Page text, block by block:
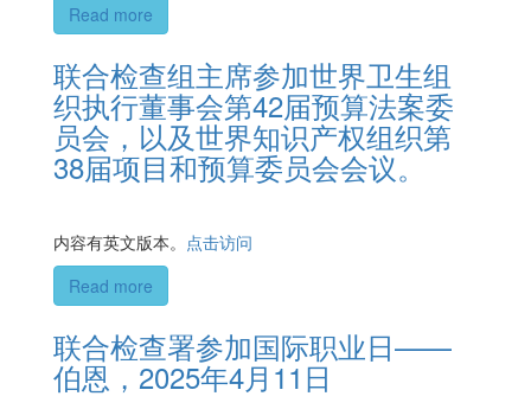
Read more
联合检查组主席参加世界卫生组
织执行董事会第42届预算法案委
员会，以及世界知识产权组织第
38届项目和预算委员会会议。
内容有英文版本。 点击访问
Read more
联合检查署参加国际职业日——
伯恩，2025年4月11日